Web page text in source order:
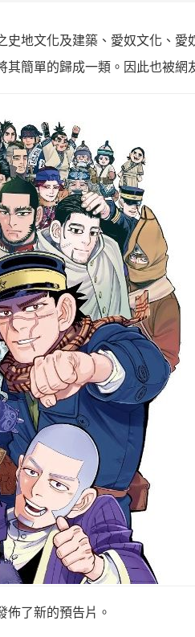
地文化及建築、愛奴文化、愛
簡單的歸成一類。因此也被網
佈了新的預告片。